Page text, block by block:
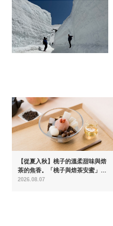
【從夏入秋】桃子的溫柔甜味與焙
茶的焦香。「桃子與焙茶安蜜」將
於8月中旬起限時販售
2026.08.07